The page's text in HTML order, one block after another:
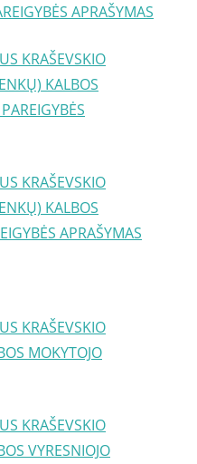
APRAŠYMAS
KRAŠEVSKIO
KALBOS
KRAŠEVSKIO
KALBOS
APRAŠYMAS
KRAŠEVSKIO
MOKYTOJO
KRAŠEVSKIO
VYRESNIOJO